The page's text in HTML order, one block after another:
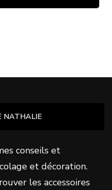
NATHALIE
conseils et
et décoration.
les accessoires